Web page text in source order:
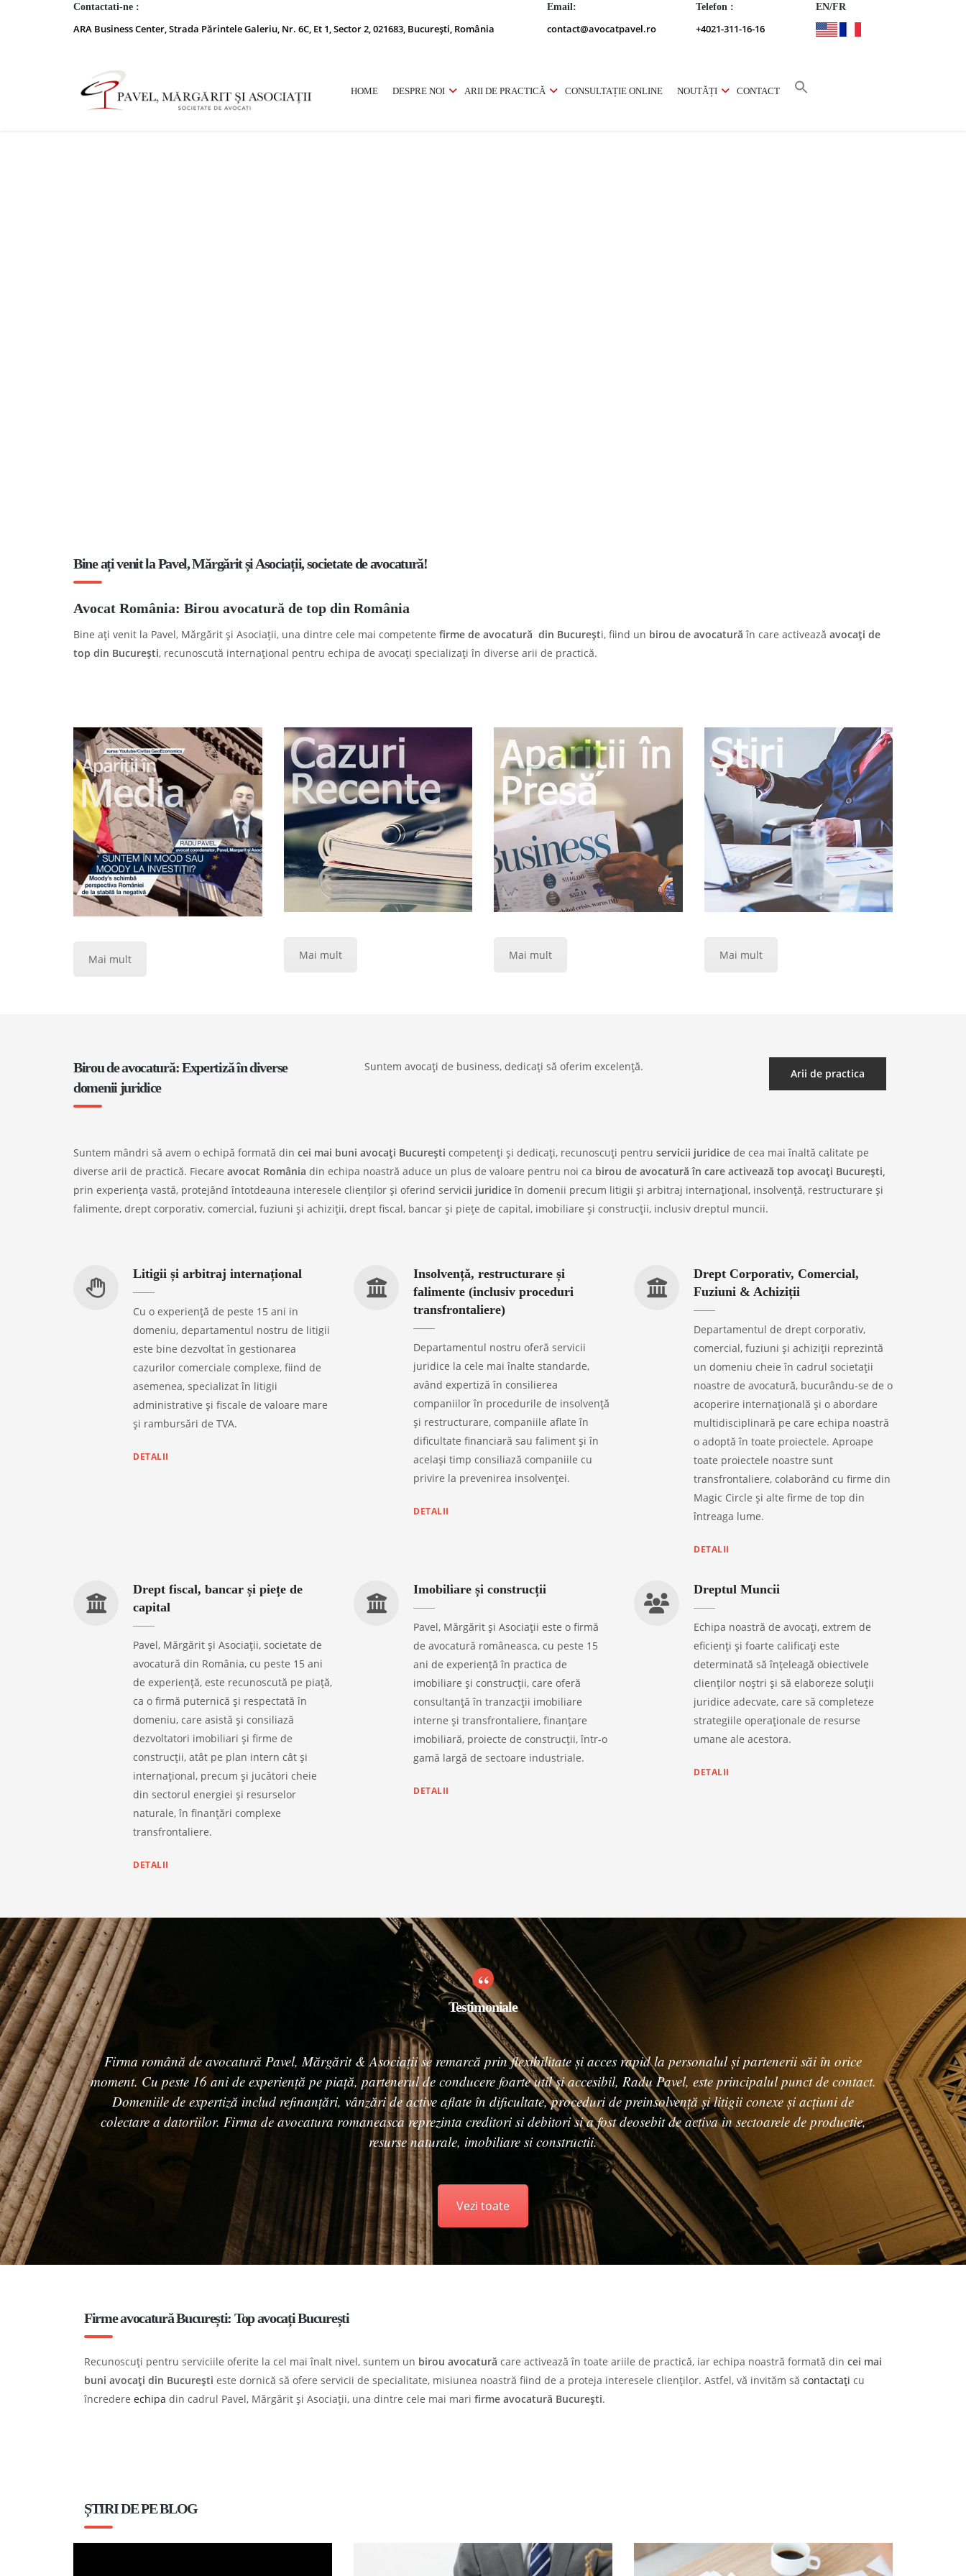
Contactati-ne :
ARA Business Center, Strada Părintele Galeriu, Nr. 6C, Et 1, Sector 2, 021683, București, România
Email:
contact@avocatpavel.ro
Telefon :
+4021-311-16-16
EN/FR
HOME DESPRE NOI ARII DE PRACTICĂ CONSULTAȚIE ONLINE NOUTĂȚI CONTACT
Bine ați venit la Pavel, Mărgărit și Asociații, societate de avocatură!
Avocat România: Birou avocatură de top din România
Bine ați venit la Pavel, Mărgărit și Asociații, una dintre cele mai competente firme de avocatură din București, fiind un birou de avocatură în care activează avocați de
top din București, recunoscută internațional pentru echipa de avocați specializați în diverse arii de practică.
Mai mult Mai mult Mai mult Mai mult
Birou de avocatură: Expertiză în diverse
domenii juridice
Suntem avocați de business, dedicați să oferim excelență.
Arii de practica
Suntem mândri să avem o echipă formată din cei mai buni avocați București competenți și dedicați, recunoscuți pentru servicii juridice de cea mai înaltă calitate pe
diverse arii de practică. Fiecare avocat România din echipa noastră aduce un plus de valoare pentru noi ca birou de avocatură în care activează top avocați București,
prin experiența vastă, protejând întotdeauna interesele clienților și oferind servicii juridiceîn domenii precum litigii și arbitraj internațional, insolvență, restructurare și
falimente, drept corporativ, comercial, fuziuni și achiziții, drept fiscal, bancar și piețe de capital, imobiliare și construcții, inclusiv dreptul muncii.
Litigii și arbitraj internațional
Cu o experiență de peste 15 ani in
domeniu, departamentul nostru de litigii
este bine dezvoltat în gestionarea
cazurilor comerciale complexe, fiind de
asemenea, specializat în litigii
administrative și fiscale de valoare mare
și rambursări de TVA.
DETALII
Insolvență, restructurare și
falimente (inclusiv proceduri
transfrontaliere)
Departamentul nostru oferă servicii
juridice la cele mai înalte standarde,
având expertiză în consilierea
companiilor în procedurile de insolvență
și restructurare, companiile aflate în
dificultate financiară sau faliment și în
același timp consiliază companiile cu
privire la prevenirea insolvenței.
DETALII
Drept Corporativ, Comercial,
Fuziuni & Achiziții
Departamentul de drept corporativ,
comercial, fuziuni și achiziții reprezintă
un domeniu cheie în cadrul societații
noastre de avocatură, bucurându-se de o
acoperire internațională și o abordare
multidisciplinară pe care echipa noastră
o adoptă în toate proiectele. Aproape
toate proiectele noastre sunt
transfrontaliere, colaborând cu firme din
Magic Circle și alte firme de top din
întreaga lume.
DETALII
Drept fiscal, bancar și piețe de
capital
Pavel, Mărgărit și Asociații, societate de
avocatură din România, cu peste 15 ani
de experiență, este recunoscută pe piață,
ca o firmă puternică și respectată în
domeniu, care asistă și consiliază
dezvoltatori imobiliari și firme de
construcții, atât pe plan intern cât și
internațional, precum și jucători cheie
din sectorul energiei și resurselor
naturale, în finanțări complexe
transfrontaliere.
DETALII
Imobiliare și construcții
Pavel, Mărgărit și Asociații este o firmă
de avocatură româneasca, cu peste 15
ani de experiență în practica de
imobiliare și construcții, care oferă
consultanță în tranzacții imobiliare
interne și transfrontaliere, finanțare
imobiliară, proiecte de construcții, într-o
gamă largă de sectoare industriale.
DETALII
Dreptul Muncii
Echipa noastră de avocați, extrem de
eficienți și foarte calificați este
determinată să înțeleagă obiectivele
clienților noștri și să elaboreze soluții
juridice adecvate, care să completeze
strategiile operaționale de resurse
umane ale acestora.
DETALII
Testimoniale
Firma română de avocatură Pavel, Mărgărit & Asociații se remarcă prin flexibilitate și acces rapid la personalul și partenerii săi în orice
moment. Cu peste 16 ani de experiență pe piață, partenerul de conducere foarte util și accesibil, Radu Pavel, este principalul punct de contact.
Domeniile de expertiză includ refinanțări, vânzări de active aflate în dificultate, proceduri de preinsolvență și litigii conexe și acțiuni de
colectare a datoriilor. Firma de avocatura romaneasca reprezinta creditori si debitori si a fost deosebit de activa in sectoarele de productie,
resurse naturale, imobiliare si constructii.
Vezi toate
Firme avocatură București: Top avocați București
Recunoscuți pentru serviciile oferite la cel mai înalt nivel, suntem un birou avocatură care activează în toate ariile de practică, iar echipa noastră formată din cei mai
buni avocați din București este dornică să ofere servicii de specialitate, misiunea noastră fiind de a proteja interesele clienților. Astfel, vă invităm să contactați cu
încredere echipa din cadrul Pavel, Mărgărit și Asociații, una dintre cele mai mari firme avocatură București.
ȘTIRI DE PE BLOG